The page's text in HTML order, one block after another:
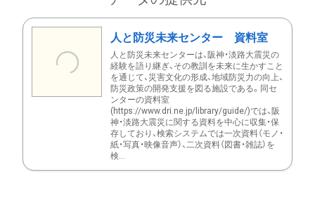
人と防災未来センター 資料室
人と防災未来センターは、阪神・淡路大震災の
経験を語り継ぎ、その教訓を未来に生かすこと
を通じて、災害文化の形成、地域防災力の向上、
防災政策の開発支援を図る施設である。同セ
ンターの資料室
(https://www.dri.ne.jp/library/guide/)では、阪
神・淡路大震災に関する資料を中心に収集・保
存しており、検索システムでは一次資料（モノ・
紙・写真・映像音声）、二次資料（図書・雑誌）を
検...